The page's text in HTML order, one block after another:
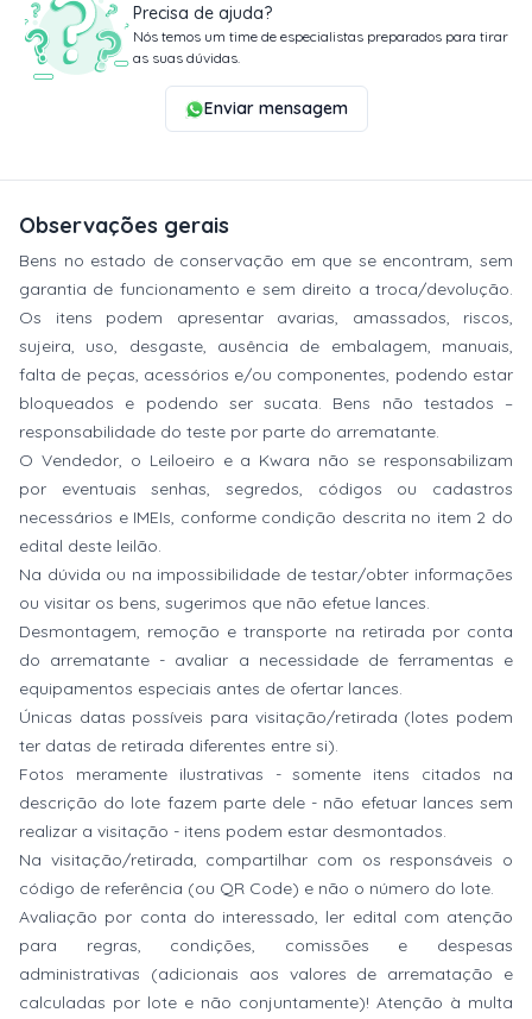
Precisa de ajuda?
Nós temos um time de especialistas preparados para tirar
as suas dúvidas.
Enviar mensagem
Observações gerais
Bens no estado de conservação em que se encontram, sem
garantia de funcionamento e sem direito a troca/devolução.
Os itens podem apresentar avarias, amassados, riscos,
sujeira, uso, desgaste, ausência de embalagem, manuais,
falta de peças, acessórios e/ou componentes, podendo estar
bloqueados e podendo ser sucata. Bens não testados –
responsabilidade do teste por parte do arrematante.
O Vendedor, o Leiloeiro e a Kwara não se responsabilizam
por eventuais senhas, segredos, códigos ou cadastros
necessários e IMEIs, conforme condição descrita no item 2 do
edital deste leilão.
Na dúvida ou na impossibilidade de testar/obter informações
ou visitar os bens, sugerimos que não efetue lances.
Desmontagem, remoção e transporte na retirada por conta
do arrematante - avaliar a necessidade de ferramentas e
equipamentos especiais antes de ofertar lances.
Únicas datas possíveis para visitação/retirada (lotes podem
ter datas de retirada diferentes entre si).
Fotos meramente ilustrativas - somente itens citados na
descrição do lote fazem parte dele - não efetuar lances sem
realizar a visitação - itens podem estar desmontados.
Na visitação/retirada, compartilhar com os responsáveis o
código de referência (ou QR Code) e não o número do lote.
Avaliação por conta do interessado, ler edital com atenção
para regras, condições, comissões e despesas
administrativas (adicionais aos valores de arrematação e
calculadas por lote e não conjuntamente)! Atenção à multa